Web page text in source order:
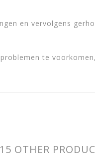
en vervolgens
te
15 OTHER